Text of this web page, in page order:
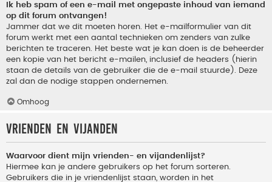
Ik heb spam of een e-mail met ongepaste inhoud van iemand
op dit forum ontvangen!
Jammer dat we dit moeten horen. Het e-mailformulier van dit
forum werkt met een aantal technieken om zenders van zulke
berichten te traceren. Het beste wat je kan doen is de beheerder
een kopie van het bericht e-mailen, inclusief de headers (hierin
staan de details van de gebruiker die de e-mail stuurde). Deze
zal dan de nodige stappen ondernemen.
Omhoog
Vrienden en vijanden
Waarvoor dient mijn vrienden- en vijandenlijst?
Hiermee kan je andere gebruikers op het forum sorteren.
Gebruikers die in je vriendenlijst staan, worden in het